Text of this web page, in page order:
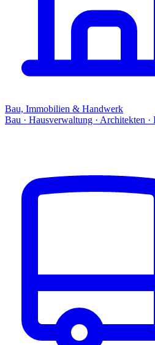
Bau, Immobilien & Handwerk
Bau · Hausverwaltung · Architekten